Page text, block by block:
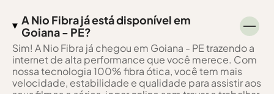
A Nio Fibra já está disponível em
Goiana - PE?
Sim! A Nio Fibra já chegou em Goiana - PE trazendo a
internet de alta performance que você merece. Com
nossa tecnologia 100% fibra ótica, você tem mais
velocidade, estabilidade e qualidade para assistir aos